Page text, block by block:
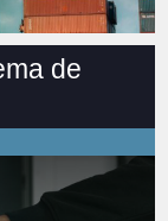
de